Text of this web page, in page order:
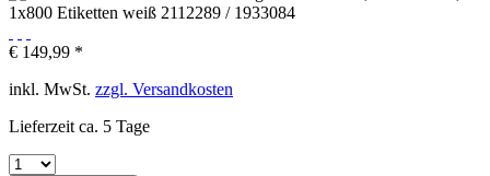
€ 149,99 *
inkl. MwSt. zzgl. Versandkosten
Lieferzeit ca. 5 Tage